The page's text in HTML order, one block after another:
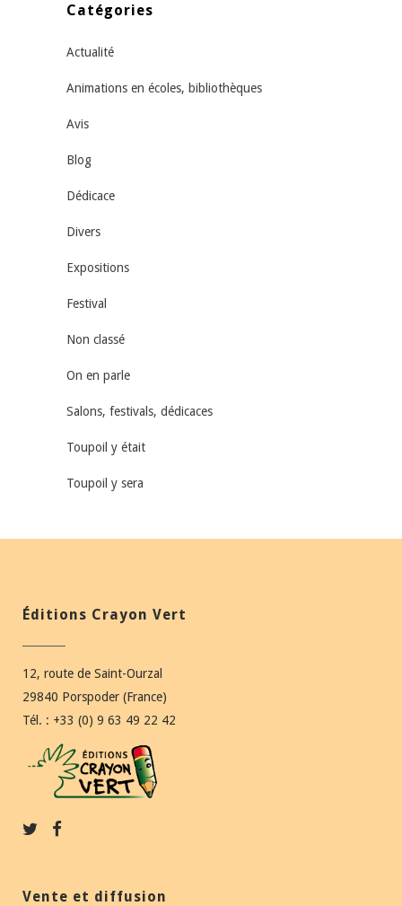
Catégories
Actualité
Animations en écoles, bibliothèques
Avis
Blog
Dédicace
Divers
Expositions
Festival
Non classé
On en parle
Salons, festivals, dédicaces
Toupoil y était
Toupoil y sera
Éditions Crayon Vert
12, route de Saint-Ourzal
29840 Porspoder (France)
Tél. : +33 (0) 9 63 49 22 42
Vente et diffusion